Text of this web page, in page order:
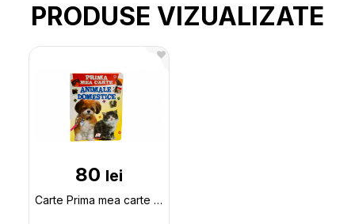
PRODUSE VIZUALIZATE
80 lei
Carte Prima mea carte (animale domestice) CN137333